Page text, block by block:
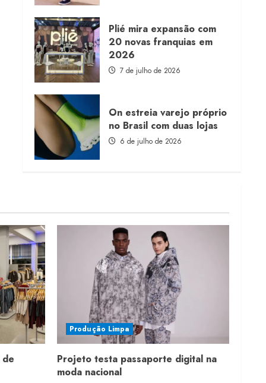
Plié mira expansão com
20 novas franquias em
2026
7 de julho de 2026
On estreia varejo próprio
no Brasil com duas lojas
6 de julho de 2026
Produção Limpa
Projeto testa passaporte digital na
moda nacional